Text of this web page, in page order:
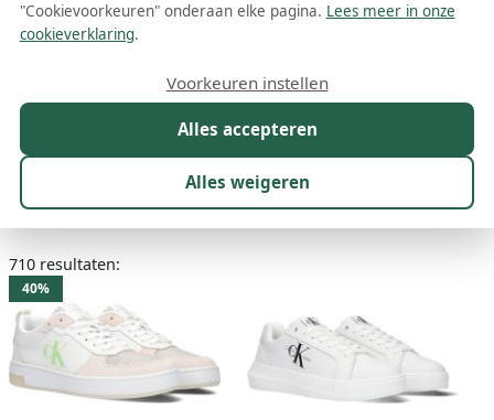
Wie op zoek is naar stijlvolle en kwalitatieve schoenen, kan niet om
Calvin Klein damesschoenen heen. Dit wereldberoemde merk biedt
van enkellaarsjes tot zomerse sandalen. Calvin Klein staat bekend
om zijn minimalistische en moderne stijl, waardoor de schoenen
altijd een modieuze aanwinst zijn voor jouw schoenencollectie. Op
onze vergelijkingswebsite zetten we alles op een rijtje om ervoor te
zorgen dat jij de ideale Calvin Klein damesschoenen vindt tegen een
scherpe prijs.
Enkellaarsjes Espadrilles
Maat Merk 1 Kleur Prijs Materiaal
710 resultaten:
40%
"Cookievoorkeuren" onderaan elke pagina. Lees meer in onze
cookieverklaring.
Alles accepteren
Alles weigeren
Voorkeuren instellen